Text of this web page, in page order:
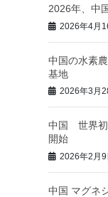
2026年、中
2026年4月
中国の水素
基地
2026年3月
中国 世界初
開始
2026年2月9
中国 マグネ